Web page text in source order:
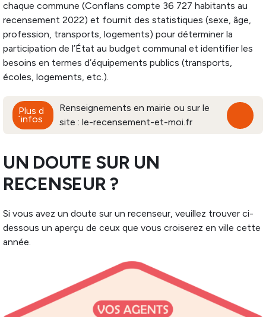
chaque commune (Conflans compte 36 727 habitants au
recensement 2022) et fournit des statistiques (sexe, âge,
profession, transports, logements) pour déterminer la
participation de l’État au budget communal et identifier les
besoins en termes d’équipements publics (transports,
écoles, logements, etc.).
Plus d
´infos
Renseignements en mairie ou sur le
site : le-recensement-et-moi.fr
UN DOUTE SUR UN
RECENSEUR ?
Si vous avez un doute sur un recenseur, veuillez trouver ci-
dessous un aperçu de ceux que vous croiserez en ville cette
année.